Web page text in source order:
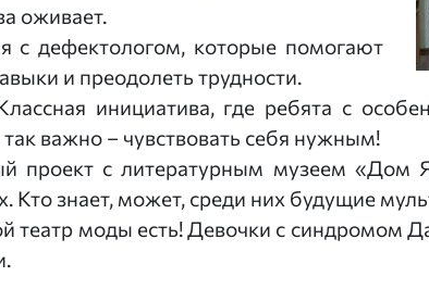
оживает.
с дефектологом, которые помогают
и преодолеть трудности.
инициатива, где ребята с
важно – чувствовать себя нужным!
проект с литературным музеем «Дом
знает, может, среди них будущие
моды есть! Девочки с синдромом